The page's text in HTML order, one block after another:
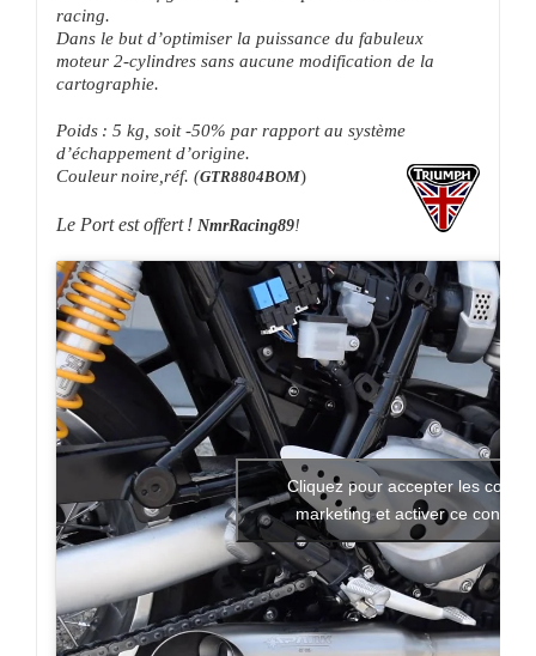
racing.
Dans le but d’optimiser la puissance du fabuleux
moteur 2-cylindres sans aucune modification de la
cartographie.
Poids : 5 kg, soit -50% par rapport au système
d’échappement d’origine.
Couleur noire,réf. (GTR8804BOM)
Le Port est offert ! NmrRacing89!
Cliquez pour accepter les
marketing et activer ce contenu